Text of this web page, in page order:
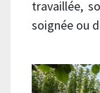
travaillée,
soignée ou